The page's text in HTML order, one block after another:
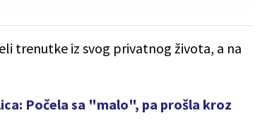
trenutke iz svog privatnog života, a na
Počela sa "malo", pa prošla kroz